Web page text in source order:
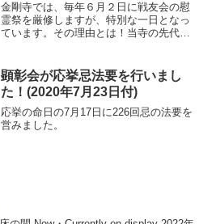
金剛寺では、毎年６月２日に戦友会の慰
霊祭を厳修しますが、特別な一日となっ
ています。その理由とは！当寺の先代住
す。当初40人程が参加されていました
が、高齢化にともない徐...
顕彰会が応挙忌法要を行いまし
た！(2020年7月23日付)
応挙の命日の7月17日に226回忌の法要を
営みました。